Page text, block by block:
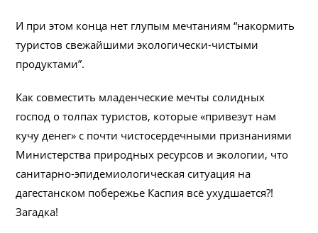
И при этом конца нет глупым мечтаниям “накормить
туристов свежайшими экологически-чистыми
продуктами”.
Как совместить младенческие мечты солидных
господ о толпах туристов, которые «привезут нам
кучу денег» с почти чистосердечными признаниями
Министерства природных ресурсов и экологии, что
санитарно-эпидемиологическая ситуация на
дагестанском побережье Каспия всё ухудшается?!
Загадка!